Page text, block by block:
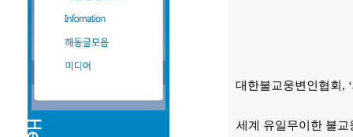
대한불교웅변인협회,
세계 유일무이한 불교